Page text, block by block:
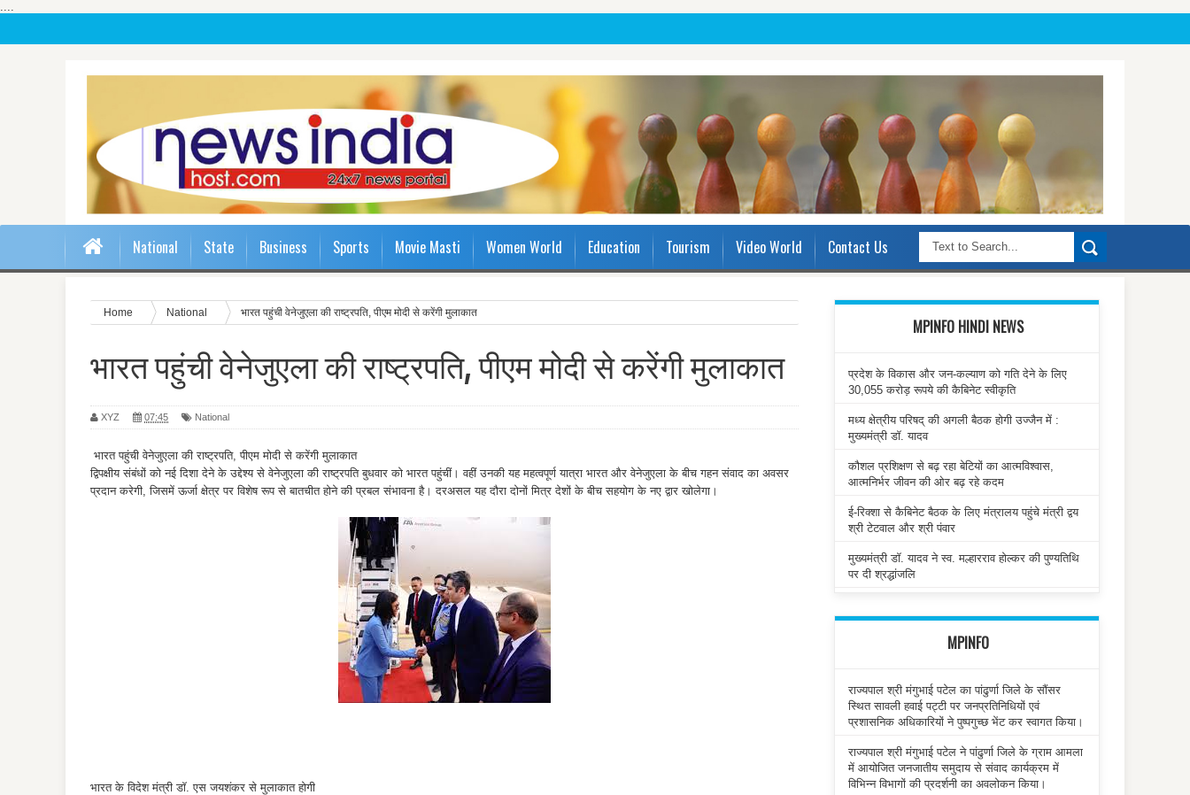
....
National State Business Sports Movie Masti Women World Education Tourism Video World Contact Us
Home National भारत पहुंची वेनेजुएला की राष्ट्रपति, पीएम मोदी से करेंगी मुलाकात
भारत पहुंची वेनेजुएला की राष्ट्रपति, पीएम मोदी से करेंगी मुलाकात
XYZ 07:45 National
भारत पहुंची वेनेजुएला की राष्ट्रपति, पीएम मोदी से करेंगी मुलाकात
द्विपक्षीय संबंधों को नई दिशा देने के उद्देश्य से वेनेजुएला की राष्ट्रपति बुधवार को भारत पहुंचीं। वहीं उनकी यह महत्वपूर्ण यात्रा भारत और वेनेजुएला के बीच गहन संवाद का अवसर
प्रदान करेगी, जिसमें ऊर्जा क्षेत्र पर विशेष रूप से बातचीत होने की प्रबल संभावना है। दरअसल यह दौरा दोनों मित्र देशों के बीच सहयोग के नए द्वार खोलेगा।
भारत के विदेश मंत्री डॉ. एस जयशंकर से मुलाकात होगी
MPINFO HINDI NEWS
प्रदेश के विकास और जन-कल्याण को गति देने के लिए
30,055 करोड़ रूपये की कैबिनेट स्वीकृति
मध्य क्षेत्रीय परिषद् की अगली बैठक होगी उज्जैन में :
मुख्यमंत्री डॉ. यादव
कौशल प्रशिक्षण से बढ़ रहा बेटियों का आत्मविश्वास,
आत्मनिर्भर जीवन की ओर बढ़ रहे कदम
ई-रिक्शा से कैबिनेट बैठक के लिए मंत्रालय पहुंचे मंत्री द्वय
श्री टेटवाल और श्री पंवार
मुख्यमंत्री डॉ. यादव ने स्व. मल्हारराव होल्कर की पुण्यतिथि
पर दी श्रद्धांजलि
MPINFO
राज्यपाल श्री मंगुभाई पटेल का पांढुर्णा जिले के सौंसर
स्थित सावली हवाई पट्टी पर जनप्रतिनिधियों एवं
प्रशासनिक अधिकारियों ने पुष्पगुच्छ भेंट कर स्वागत किया।
राज्यपाल श्री मंगुभाई पटेल ने पांढुर्णा जिले के ग्राम आमला
में आयोजित जनजातीय समुदाय से संवाद कार्यक्रम में
विभिन्न विभागों की प्रदर्शनी का अवलोकन किया।